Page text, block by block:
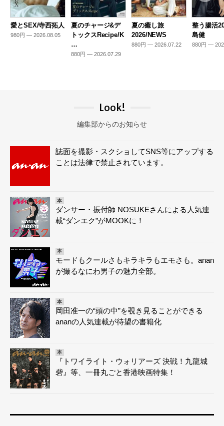
愛とSEX/寺西拓人
980円 — 2026.08.05
夏のチャージ&デ
トックスRecipe/K
…
880円 — 2026.07.29
夏の癒し旅
2026/NEWS
880円 — 2026.07.22
整う腸活
島健
880円 —
Look!
編集部からのお知らせ
誌面を撮影・スクショしてSNS等にアップする
ことは法律で禁止されています。
本
ダンサー・振付師 NOSUKEさんによる人気連
載“ダンエク”がMOOKに！
本
モードもクールさもキラキラもエモさも。anan
が撮るなにわ男子の魅力全部。
本
岡田准一の“頭の中”を覗き見ることができる
ananの人気連載が待望の書籍化
本
『トワイライト・ウォリアーズ 決戦！九龍城
砦』等、一冊丸ごと香港映画特集！